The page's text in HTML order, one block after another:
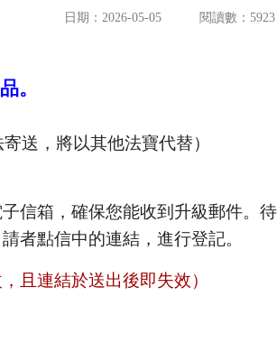
日期：2026-05-05 閱讀數：5923
。
送，將以其他法寶代替）
信箱，確保您能收到升級郵件。
者點信中的連結，進行登記。
且連結於送出後即失效）